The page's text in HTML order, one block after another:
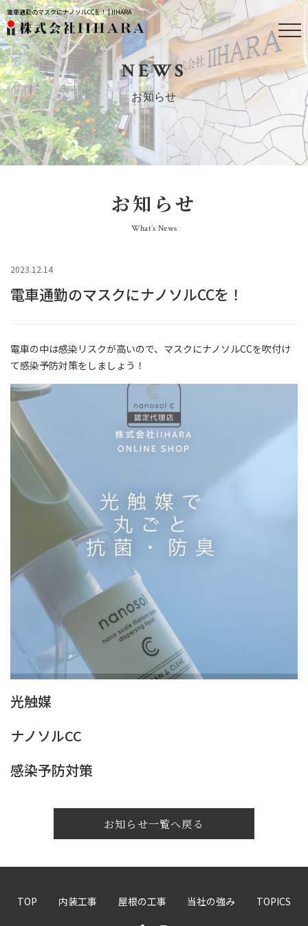
電車通勤のマスクにナノソルCCを！ | IIHARA
NEWS
お知らせ
お知らせ
What’s News
2023.12.14
電車通勤のマスクにナノソルCCを！
電車の中は感染リスクが高いので、マスクにナノソルCCを吹付け
て感染予防対策をしましょう！
光触媒
ナノソルCC
感染予防対策
お知らせ一覧へ戻る
TOP 内装工事 屋根の工事 当社の強み TOPICS